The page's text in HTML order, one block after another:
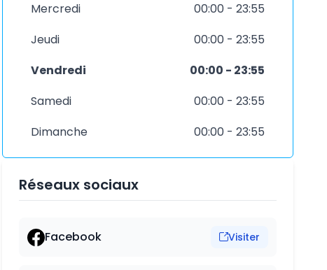
Mercredi
00:00 - 23:55
Jeudi
00:00 - 23:55
Vendredi
00:00 - 23:55
Samedi
00:00 - 23:55
Dimanche
00:00 - 23:55
Réseaux sociaux
Facebook Visiter